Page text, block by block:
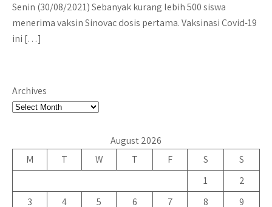
Senin (30/08/2021) Sebanyak kurang lebih 500 siswa
menerima vaksin Sinovac dosis pertama. Vaksinasi Covid-19
ini […]
Archives
August 2026
M
T W T F S
S
1
2
3
4 5 6 7 8
9